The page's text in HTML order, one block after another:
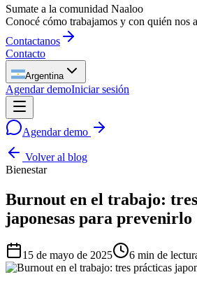
Sumate a la comunidad Naaloo
Conocé cómo trabajamos y con quién nos
Contactanos
Contacto
Argentina
Agendar demoIniciar sesión
Agendar demo
Volver al blog
Bienestar
Burnout en el trabajo:
japonesas para prevenirlo
15 de mayo de 2025 6 min de